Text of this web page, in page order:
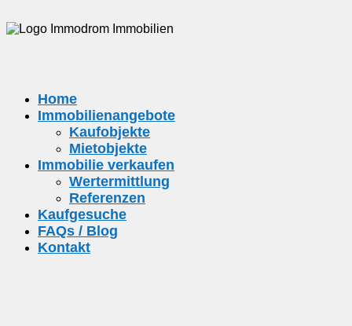
Home
Immobilienangebote
Kaufobjekte
Mietobjekte
Immobilie verkaufen
Wertermittlung
Referenzen
Kaufgesuche
FAQs / Blog
Kontakt